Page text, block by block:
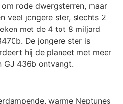
rode dwergsterren, maar
veel jongere ster, slechts 2
met de 4 tot 8 miljard
De jongere ster is
hij de planeet met meer
GJ 436b ontvangt.
warme Neptunes